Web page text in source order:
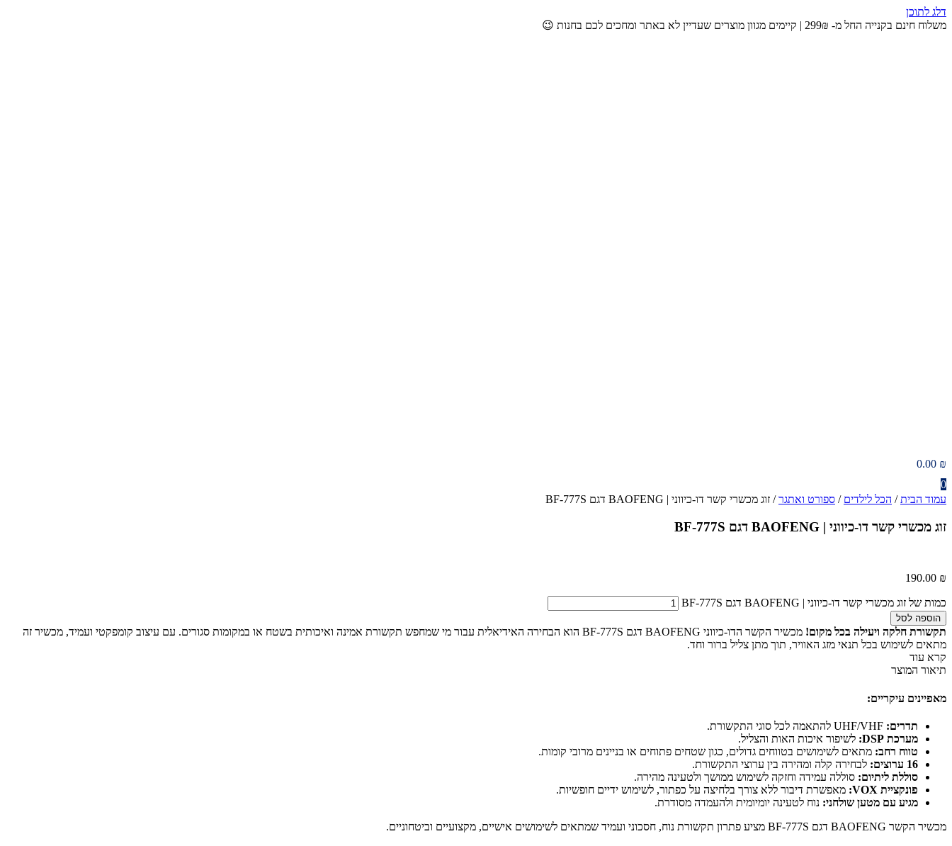
דלג לתוכן
משלוח חינם בקנייה החל מ- 299₪ | קיימים מגוון מוצרים שעדיין לא באתר ומחכים לכם בחנות 😉​
0.00 ₪
0
עמוד הבית/ הכל לילדים / ספורט ואתגר/ זוג מכשרי קשר דו-כיווני | BAOFENG דגם BF-777S
זוג מכשרי קשר דו-כיווני | BAOFENG דגם BF-777S
190.00 ₪
כמות של זוג מכשרי קשר דו-כיווני | BAOFENG דגם BF-777S
הוספה לסל
תקשורת חלקה ויעילה בכל מקום!
מכשיר הקשר הדו-כיווני BAOFENG דגם BF-777S הוא הבחירה האידיאלית עבור מי שמחפש תקשורת אמינה ואיכותית בשטח או במקומות סגורים. עם עיצוב קומפקטי ועמיד, מכשיר זה
מתאים לשימוש בכל תנאי מזג האוויר, תוך מתן צליל ברור וחד.
קרא עוד
תיאור המוצר
מאפיינים עיקריים:
תדרים:
מערכת DSP:
לשיפור איכות האות והצליל.
טווח רחב: מתאים לשימושים בטווחים גדולים, כגון שטחים פתוחים או בניינים מרובי קומות.
16 ערוצים:
לבחירה קלה ומהירה בין ערוצי התקשורת.
סוללת ליתיום: סוללה עמידה וחזקה לשימוש ממושך ולטעינה מהירה.
פונקציית VOX:
מאפשרת דיבור ללא צורך בלחיצה על כפתור, לשימוש ידיים חופשיות.
מגיע עם מטען שולחני: נוח לטעינה יומיומית ולהעמדה מסודרת.
מכשיר הקשר BAOFENG דגם BF-777S מציע פתרון תקשורת נוח, חסכוני ועמיד שמתאים לשימושים אישיים, מקצועיים וביטחוניים.